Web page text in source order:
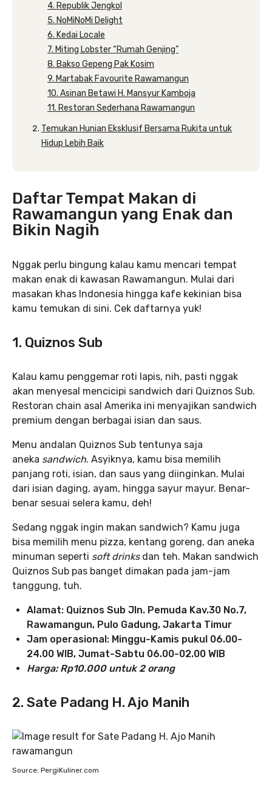
4. Republik Jengkol
5. NoMiNoMi Delight
6. Kedai Locale
7. Miting Lobster “Rumah Genjing”
8. Bakso Gepeng Pak Kosim
9. Martabak Favourite Rawamangun
10. Asinan Betawi H. Mansyur Kamboja
11. Restoran Sederhana Rawamangun
Temukan Hunian Eksklusif Bersama Rukita untuk
Hidup Lebih Baik
Daftar Tempat Makan di
Rawamangun yang Enak dan
Bikin Nagih
Nggak perlu bingung kalau kamu mencari tempat
makan enak di kawasan Rawamangun. Mulai dari
masakan khas Indonesia hingga kafe kekinian bisa
kamu temukan di sini. Cek daftarnya yuk!
1. Quiznos Sub
Kalau kamu penggemar roti lapis, nih, pasti nggak
akan menyesal mencicipi sandwich dari Quiznos Sub.
Restoran chain asal Amerika ini menyajikan sandwich
premium dengan berbagai isian dan saus.
Menu andalan Quiznos Sub tentunya saja
aneka sandwich. Asyiknya, kamu bisa memilih
panjang roti, isian, dan saus yang diinginkan. Mulai
dari isian daging, ayam, hingga sayur mayur. Benar-
benar sesuai selera kamu, deh!
Sedang nggak ingin makan sandwich? Kamu juga
bisa memilih menu pizza, kentang goreng, dan aneka
minuman seperti soft drinksdan teh. Makan sandwich
Quiznos Sub pas banget dimakan pada jam-jam
tanggung, tuh.
Alamat: Quiznos Sub Jln. Pemuda Kav.30 No.7,
Rawamangun, Pulo Gadung, Jakarta Timur
Jam operasional: Minggu-Kamis pukul 06.00-
24.00 WIB, Jumat-Sabtu 06.00-02.00 WIB
Harga: Rp10.000 untuk 2 orang
2. Sate Padang H. Ajo Manih
Source: PergiKuliner.com